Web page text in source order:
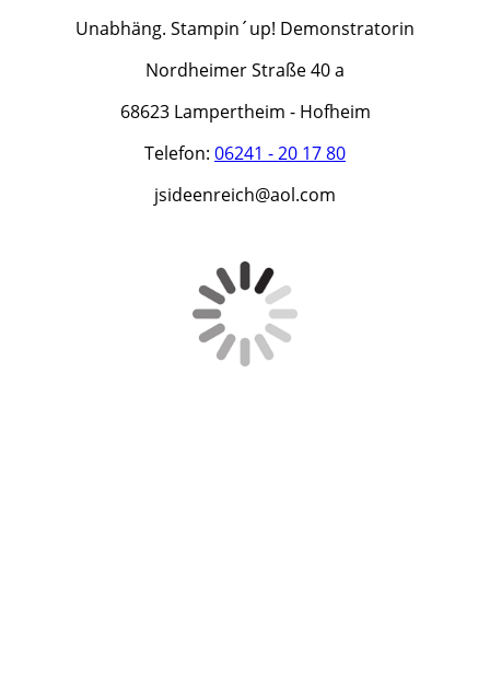
Unabhäng. Stampin´up! Demonstratorin
Nordheimer Straße 40 a
68623 Lampertheim - Hofheim
Telefon: 06241 - 20 17 80
jsideenreich@aol.com